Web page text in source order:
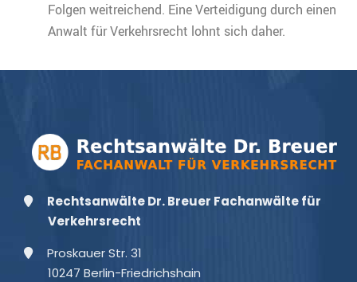
Folgen weitreichend. Eine Verteidigung durch einen
Anwalt für Verkehrsrecht lohnt sich daher.
Rechtsanwälte Dr. Breuer Fachanwälte für
Verkehrsrecht
Proskauer Str. 31
10247 Berlin-Friedrichshain